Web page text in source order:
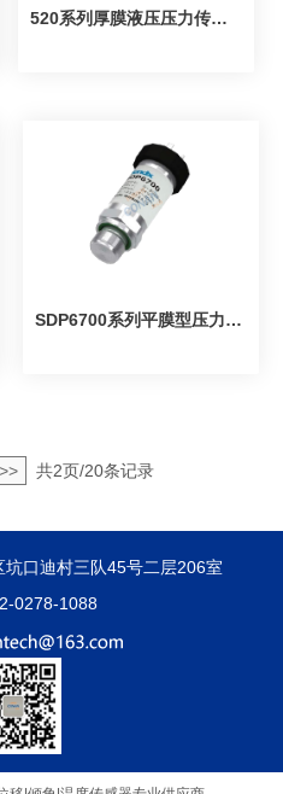
520系列厚膜液压压力传感器真空变送器
SDP6700系列平膜型压力变送器
>> 共2页/20条记录
口迪村三队45号二层206室
0278-1088
1279-0543